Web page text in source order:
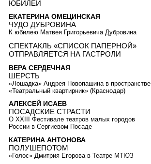
ЮБИЛЕЙ
ЕКАТЕРИНА ОМЕЦИНСКАЯ
ЧУДО ДУБРОВИНА
К юбилею Матвея Григорьевича Дубровина
СПЕКТАКЛЬ «СПИСОК ПАПЕРНОЙ»
ОТПРАВЛЯЕТСЯ НА ГАСТРОЛИ
ВЕРА СЕРДЕЧНАЯ
ШЕРСТЬ
«Лошадка» Андрея Новопашина в пространстве
«Театральный квартирник» (Краснодар)
АЛЕКСЕЙ ИСАЕВ
ПОСАДСКИЕ СТРАСТИ
О XXIII Фестивале театров малых городов
России в Сергиевом Посаде
КАТЕРИНА АНТОНОВА
ПОЛУШЕПОТОМ
«Голос» Дмитрия Егорова в Театре МТЮЗ